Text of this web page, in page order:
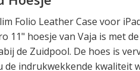
Folio Leather Case voor
11" hoesje van Vaja is met
de Zuidpool. De hoes is
indrukwekkende kwaliteit